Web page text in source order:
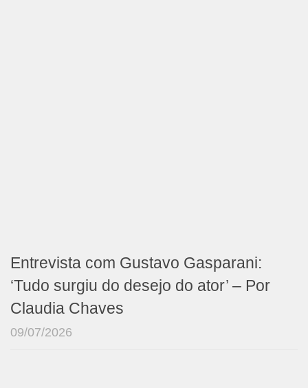
Entrevista com Gustavo Gasparani:
‘Tudo surgiu do desejo do ator’ – Por
Claudia Chaves
09/07/2026